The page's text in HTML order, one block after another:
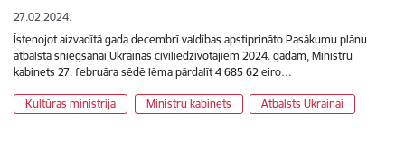
27.02.2024.
Īstenojot aizvadītā gada decembrī valdības apstiprināto Pasākumu plānu
atbalsta sniegšanai Ukrainas civiliedzīvotājiem 2024. gadam, Ministru
kabinets 27. februāra sēdē lēma pārdalīt 4 685 62 eiro…
Kultūras ministrija Ministru kabinets Atbalsts Ukrainai